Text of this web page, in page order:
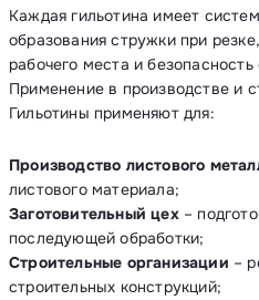
Каждая гильотина имеет
образования стружки при
рабочего места и безопасность
Применение в производстве и
Гильотины применяют для:
Производство листового
листового материала;
Заготовительный цех–
последующей обработки;
Строительные организации –
строительных конструкций;